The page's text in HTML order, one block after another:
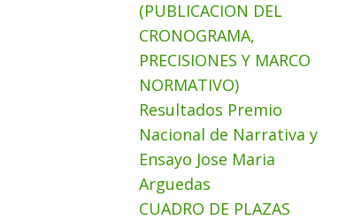
(PUBLICACION DEL
CRONOGRAMA,
PRECISIONES Y MARCO
NORMATIVO)
Resultados Premio
Nacional de Narrativa y
Ensayo Jose Maria
Arguedas
CUADRO DE PLAZAS